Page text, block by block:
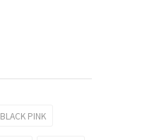
BLACK PINK